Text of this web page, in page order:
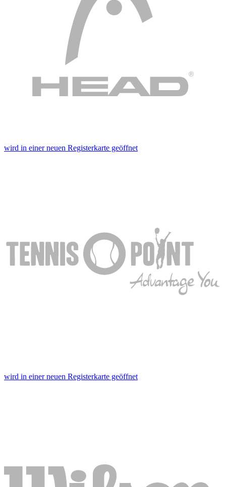
wird in einer neuen Registerkarte geöffnet
wird in einer neuen Registerkarte geöffnet